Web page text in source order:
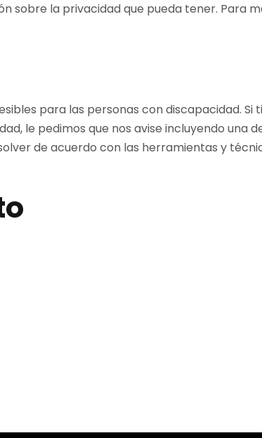
sobre la privacidad que pueda tener. Para
para las personas con discapacidad. Si
le pedimos que nos avise incluyendo una
de acuerdo con las herramientas y